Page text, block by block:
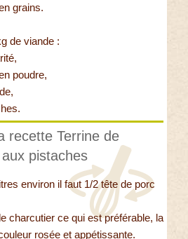
grains.
de viande :
poudre,
recette Terrine de
pistaches
environ il faut 1/2 tête de porc
charcutier ce qui est préférable, la
rosée et appétissante.